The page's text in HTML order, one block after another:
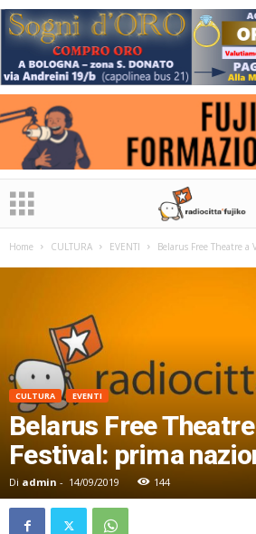
Home CULTURA EVENTI Belarus Free Theatre
CULTURA EVENTI
Belarus Free
Festival: prima
Di admin - 14/09/2019 144